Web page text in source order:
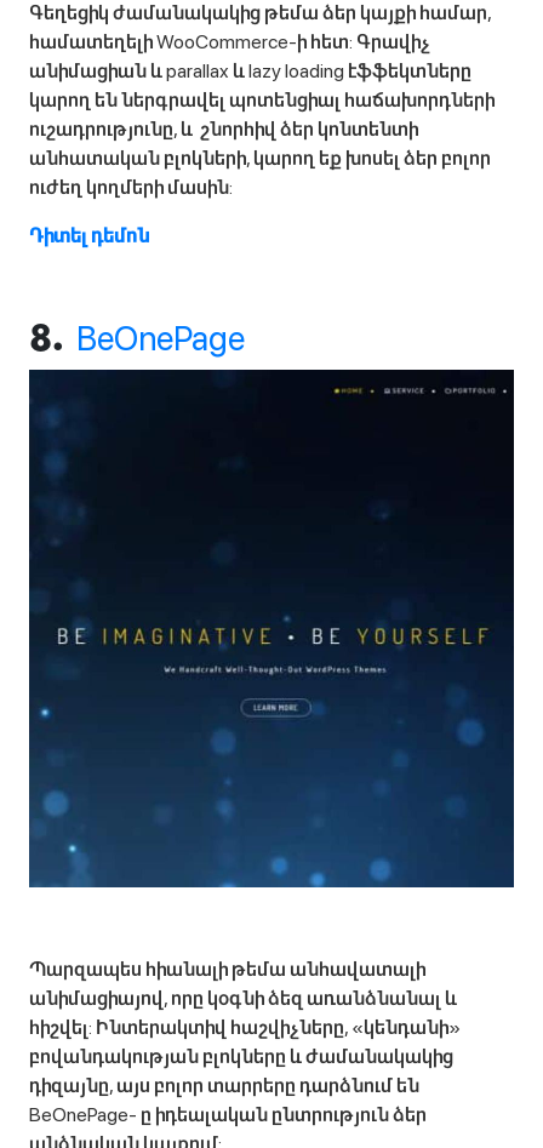
Գեղեցիկ ժամանակակից թեմա ձեր կայքի համար,
համատեղելի WooCommerce-ի հետ: Գրավիչ
անիմացիան և parallax և lazy loading էֆֆեկտները
կարող են ներգրավել պոտենցիալ հաճախորդների
ուշադրությունը, և շնորհիվ ձեր կոնտենտի
անհատական բլոկների, կարող եք խոսել ձեր բոլոր
ուժեղ կողմերի մասին:
Դիտել դեմոն
8. BeOnePage
Պարզապես հիանալի թեմա անհավատալի
անիմացիայով, որը կօգնի ձեզ առանձնանալ և
հիշվել: Ինտերակտիվ հաշվիչները, «կենդանի»
բովանդակության բլոկները և ժամանակակից
դիզայնը, այս բոլոր տարրերը դարձնում են
BeOnePage- ը իդեալական ընտրություն ձեր
անձնական կայքում: